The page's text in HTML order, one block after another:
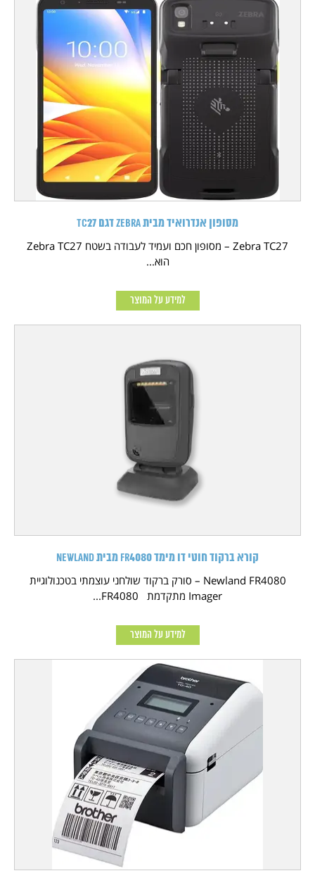
מסופון אנדרואיד מבית Zebra דגם TC27
Zebra TC27 – מסופון חכם ועמיד לעבודה בשטח Zebra TC27
הוא...
למידע על המוצר
קורא ברקוד חוטי דו מימד FR4080 מבית NEWLAND
Newland FR4080 – סורק ברקוד שולחני עוצמתי בטכנולוגיית
Imager מתקדמת FR4080...
למידע על המוצר